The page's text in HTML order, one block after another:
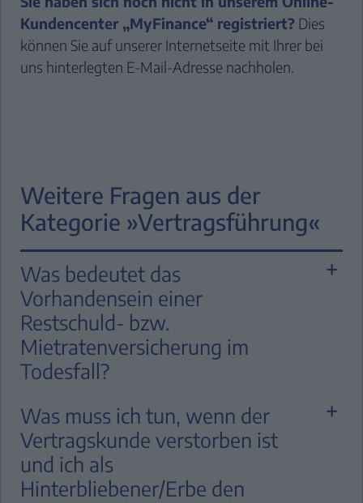
Kundencenter „MyFinance“ registriert? Dies
können Sie auf unserer Internetseite mit Ihrer bei
uns hinterlegten E-Mail-Adresse nachholen.
Weitere Fragen aus der
Kategorie »Vertragsführung«
Was bedeutet das
Vorhandensein einer
Restschuld- bzw.
Mietratenversicherung im
Todesfall?
Beim Tod des Vertragskunden werden
vom Versicherer die Möglichkeiten des
Eintritts der Versicherung für die
ausstehenden Raten/Restwerte geprüft.
Dazu benötigt der Versicherer neben der
Was muss ich tun, wenn der
Vertragskunde verstorben ist
und ich als
Hinterbliebener/Erbe den